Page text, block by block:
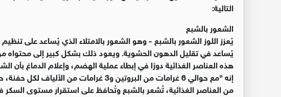
التالية:
الشعور بالشبع
يُعزز اللوز الشعور بالشبع - وهو الشعور بالامتلاء الذي يُساعد على
يُساعد في تقليل الدهون الحشوية. ويعود ذلك بشكل كبير إلى محتواه
هذه العناصر الغذائية دورًا في إبطاء عملية الهضم، وإعلام الدماغ
من العناصر الغذائية، تُشعر بالشبع وتُحافظ على استقرار مستوى السكر